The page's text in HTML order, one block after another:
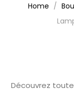
Home
Découvrez